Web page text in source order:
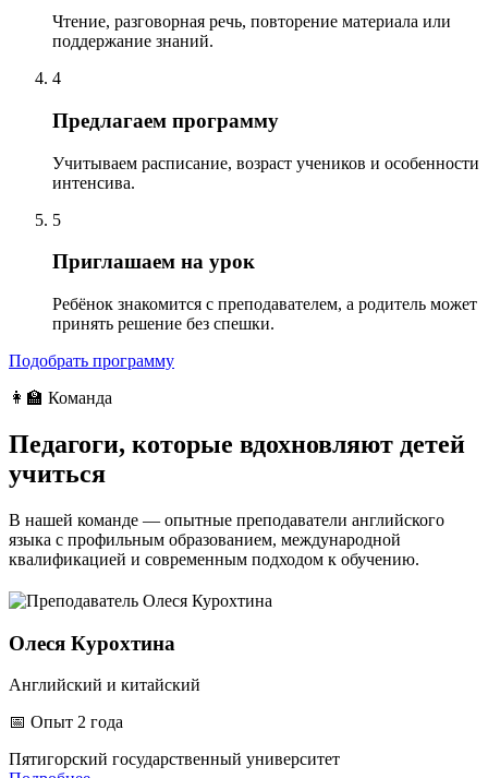
Чтение, разговорная речь, повторение материала или
поддержание знаний.
4
Предлагаем программу
Учитываем расписание, возраст учеников и особенности
интенсива.
5
Приглашаем на урок
Ребёнок знакомится с преподавателем, а родитель может
принять решение без спешки.
Подобрать программу
👩‍🏫 Команда
Педагоги, которые вдохновляют детей
учиться
В нашей команде — опытные преподаватели английского
языка с профильным образованием, международной
квалификацией и современным подходом к обучению.
Олеся Курохтина
Английский и китайский
📅 Опыт 2 года
Пятигорский государственный университет